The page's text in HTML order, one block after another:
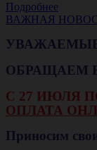
Подробнее
ВАЖНАЯ
ОБРАЩАЕМ
С 27 ИЮЛЯ
ОПЛАТА
Приносим